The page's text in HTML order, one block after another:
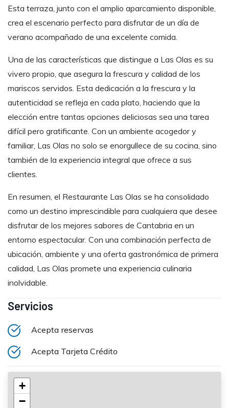
Esta terraza, junto con el amplio aparcamiento disponible,
crea el escenario perfecto para disfrutar de un día de
verano acompañado de una excelente comida.
Una de las características que distingue a Las Olas es su
vivero propio, que asegura la frescura y calidad de los
mariscos servidos. Esta dedicación a la frescura y la
autenticidad se refleja en cada plato, haciendo que la
elección entre tantas opciones deliciosas sea una tarea
difícil pero gratificante. Con un ambiente acogedor y
familiar, Las Olas no solo se enorgullece de su cocina, sino
también de la experiencia integral que ofrece a sus
clientes.
En resumen, el Restaurante Las Olas se ha consolidado
como un destino imprescindible para cualquiera que desee
disfrutar de los mejores sabores de Cantabria en un
entorno espectacular. Con una combinación perfecta de
ubicación, ambiente y una oferta gastronómica de primera
calidad, Las Olas promete una experiencia culinaria
inolvidable.
Servicios
Acepta reservas
Acepta Tarjeta Crédito
+
−